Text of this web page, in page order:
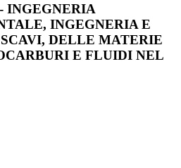
INGEGNERIA
INGEGNERIA E
DELLE MATERIE
E FLUIDI NEL